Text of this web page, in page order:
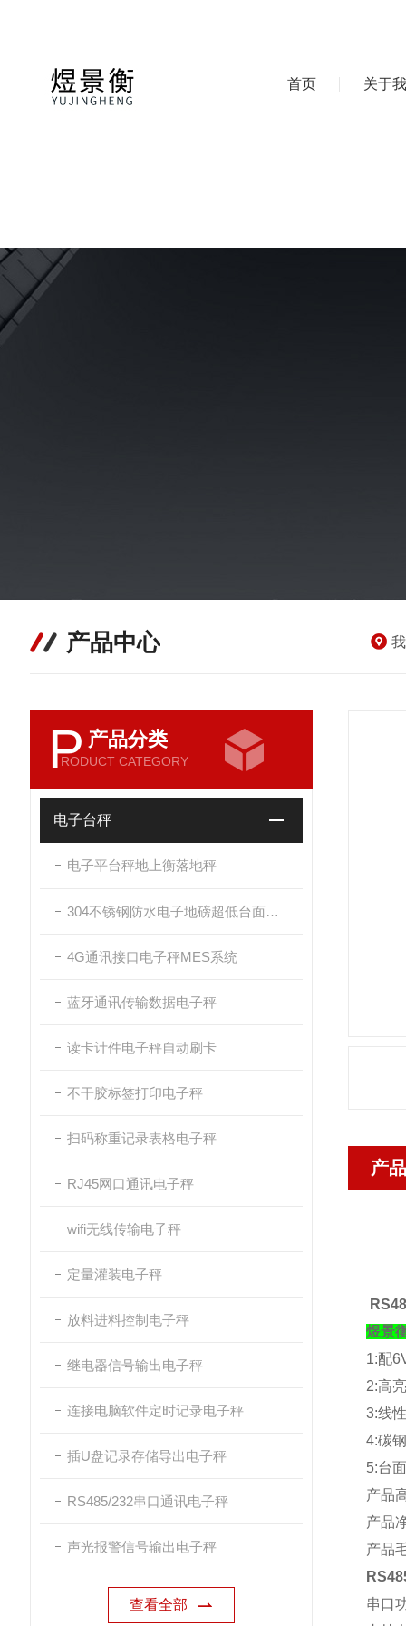
首页 关于
产品中心
P 产品分类
RODUCT CATEGORY
电子台秤
电子平台秤地上衡落地秤
304不锈钢防水电子地磅超低台面带斜坡
4G通讯接口电子秤MES系统
蓝牙通讯传输数据电子秤
读卡计件电子秤自动刷卡
不干胶标签打印电子秤
扫码称重记录表格电子秤
RJ45网口通讯电子秤
wifi无线传输电子秤
定量灌装电子秤
放料进料控制电子秤
继电器信号输出电子秤
连接电脑软件定时记录电子秤
插U盘记录存储导出电子秤
RS485/232串口通讯电子秤
声光报警信号输出电子秤
查看全部
产
煜景
1:配
2:高
3:线
4:碳
5:台
产品
产品
产品
串口